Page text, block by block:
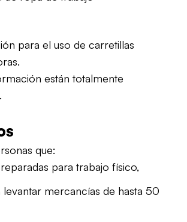
para el uso de carretillas
están totalmente
que:
para trabajo físico,
levantar mercancías de hasta 50